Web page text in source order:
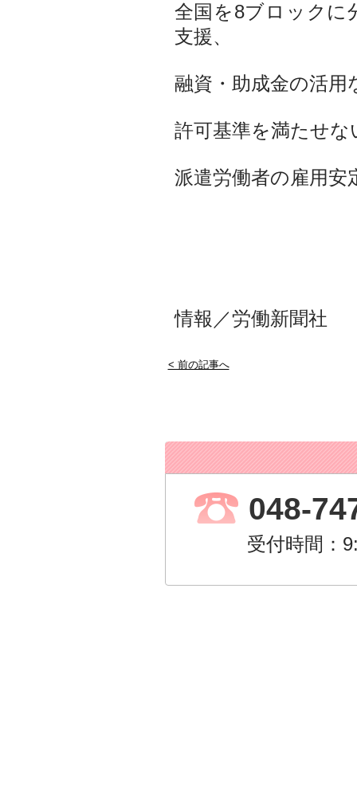
全国を8ブロックに
支援、
融資・助成金の活
許可基準を満たせ
派遣労働者の雇用
情報／労働新聞社
< 前の記事へ
048-
受付時間：